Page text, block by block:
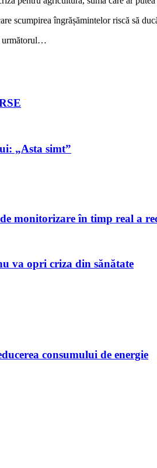
scumpirea îngrășămintelor riscă să
următorul…
„Asta simt”
monitorizare în timp real a
va opri criza din sănătate
consumului de energie